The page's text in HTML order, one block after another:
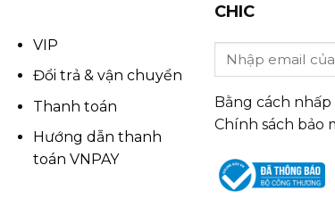
VIP
Đổi trả & vận chuyển
Thanh toán
Hướng dẫn thanh
toán VNPAY
CHIC
Bằng cách nhấp
Chính sách bảo